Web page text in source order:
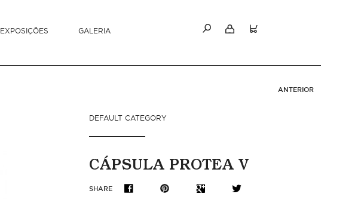
EXPOSIÇÕES GALERIA
ANTERIOR
DEFAULT CATEGORY
CÁPSULA PROTEA V
SHARE